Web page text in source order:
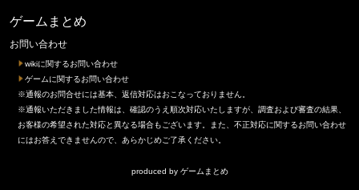
ゲームまとめ
お問い合わせ
wikiに関するお問い合わせ
ゲームに関するお問い合わせ
※通報のお問合せには基本、返信対応はおこなっておりません。
※通報いただきました情報は、確認のうえ順次対応いたしますが、調査および審査の結果、
お客様の希望された対応と異なる場合もございます。また、不正対応に関するお問い合わせ
にはお答えできませんので、あらかじめご了承ください。
produced by ゲームまとめ